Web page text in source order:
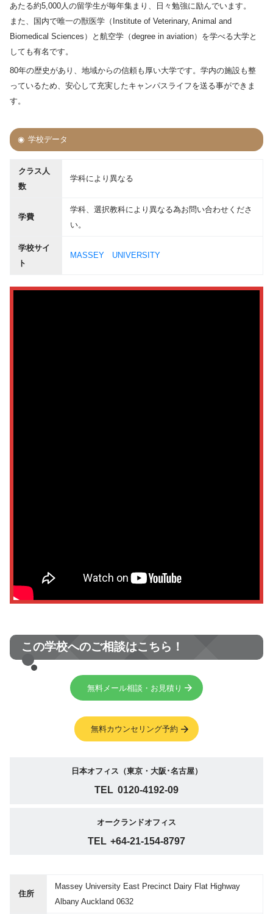
あたる約5,000人の留学生が毎年集まり、日々勉強に励んでいます。
また、国内で唯一の獣医学（Institute of Veterinary, Animal and
Biomedical Sciences）と航空学（degree in aviation）を学べる大学と
しても有名です。
80年の歴史があり、地域からの信頼も厚い大学です。学内の施設も整
っているため、安心して充実したキャンパスライフを送る事ができま
す。
学校データ
クラス人
数
学科により異なる
学費
学科、選択教科により異なる為お問い合わせくださ
い。
学校サイ
ト
MASSEY UNIVERSITY
この学校へのご相談はこちら！
無料メール相談・お見積り
無料カウンセリング予約
日本オフィス（東京・大阪･名古屋）
TEL 0120-4192-09
オークランドオフィス
TEL +64-21-154-8797
住所
Massey University East Precinct Dairy Flat Highway
Albany Auckland 0632